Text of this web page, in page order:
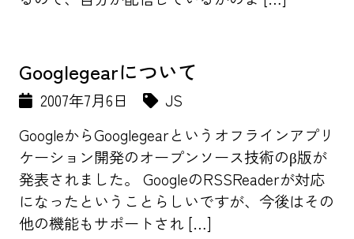
Googlegearについて
2007年7月6日
JS
GoogleからGooglegearというオフラインアプリ
ケーション開発のオープンソース技術のβ版が
発表されました。 GoogleのRSSReaderが対応
になったということらしいですが、今後はその
他の機能もサポートされ […]